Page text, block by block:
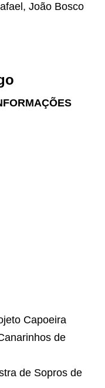
João Bosco
Capoeira
de
de Sopros de